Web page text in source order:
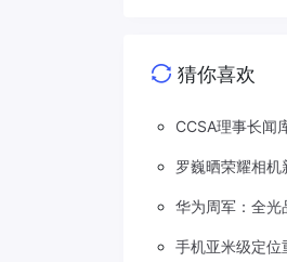
猜你喜欢
CCSA理事长闻
罗巍晒荣耀相
华为周军：全光
手机亚米级定位